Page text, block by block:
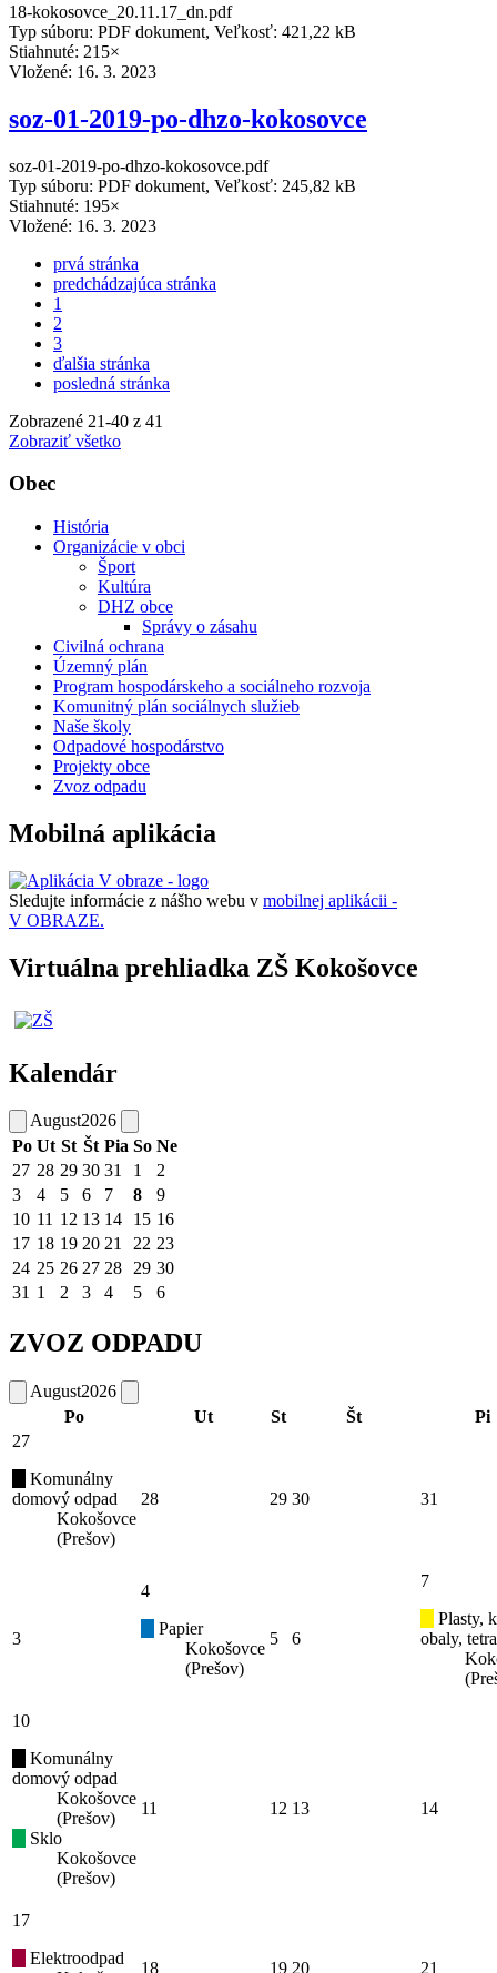
18-kokosovce_20.11.17_dn.pdf
Typ súboru: PDF dokument, Veľkosť: 421,22 kB
Stiahnuté: 215×
Vložené: 16. 3. 2023
soz-01-2019-po-dhzo-kokosovce
soz-01-2019-po-dhzo-kokosovce.pdf
Typ súboru: PDF dokument, Veľkosť: 245,82 kB
Stiahnuté: 195×
Vložené: 16. 3. 2023
prvá stránka
predchádzajúca stránka
1
2
3
ďalšia stránka
posledná stránka
Zobrazené 21-40 z 41
Zobraziť všetko
Obec
História
Organizácie v obci
Šport
Kultúra
DHZ obce
Správy o zásahu
Civilná ochrana
Územný plán
Program hospodárskeho a sociálneho rozvoja
Komunitný plán sociálnych služieb
Naše školy
Odpadové hospodárstvo
Projekty obce
Zvoz odpadu
Mobilná aplikácia
Sledujte informácie z nášho webu v mobilnej aplikácii -
V OBRAZE.
Virtuálna prehliadka ZŠ Kokošovce
Kalendár
August2026
Po Ut St Št Pia So Ne
27 28 29 30 31 1
2
3
4 5 6 7 8
9
10 11 12 13 14 15 16
17 18 19 20 21 22 23
24 25 26 27 28 29 30
31 1 2 3 4 5 6
ZVOZ ODPADU
August2026
Po
Ut St Št
Pi
27
Komunálny
domový odpad
Kokošovce
(Prešov)
28 29 30 31
3
4
Papier
Kokošovce
(Prešov)
5 6
7
Plasty,
obaly,
10
Komunálny
domový odpad
Kokošovce
(Prešov)
Sklo
Kokošovce
(Prešov)
11 12 13 14
17
Elektroodpad
18 19 20 21